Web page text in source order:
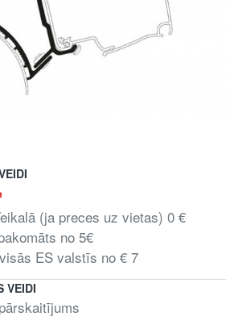
(ja preces uz vietas) 0 €
no 5€
ES valstīs no € 7
VEIDI